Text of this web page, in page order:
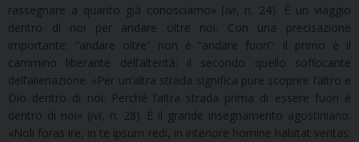
rassegnare a quanto già conosciamo» (ivi, n. 24). È un viaggio
dentro di noi per andare oltre noi. Con una precisazione
importante: “andare oltre” non è “andare fuori”: il primo è il
cammino liberante dell’alterità; il secondo quello soffocante
dell’alienazione. «Per un’altra strada significa pure scoprire l’altro e
Dio dentro di noi. Perché l’altra strada prima di essere fuori è
dentro di noi» (ivi, n. 28). È il grande insegnamento agostiniano:
«Noli foras ire, in te ipsum redi, in interiore homine habitat veritas: